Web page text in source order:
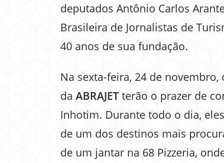
deputados Antônio Carlos
Brasileira de Jornalistas de
40 anos de sua fundação.
Na sexta-feira, 24 de novembro,
da ABRAJET terão o prazer de
Inhotim. Durante todo o dia,
de um dos destinos mais
de um jantar na 68 Pizzeria,